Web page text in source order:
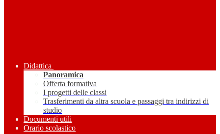
Didattica
Panoramica
Offerta formativa
I progetti delle classi
Trasferimenti da altra scuola e passaggi tra indirizzi di
studio
Documenti utili
Orario scolastico